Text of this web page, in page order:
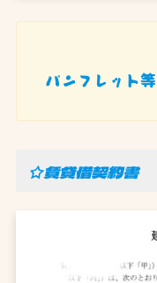
パンフレット
☆賃貸借契約書